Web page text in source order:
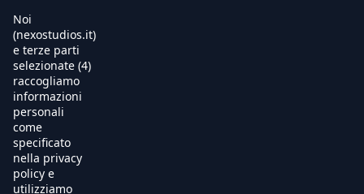
Noi
(nexostudios.it)
e terze parti
selezionate (4)
raccogliamo
informazioni
personali
come
specificato
nella privacy
policy e
utilizziamo